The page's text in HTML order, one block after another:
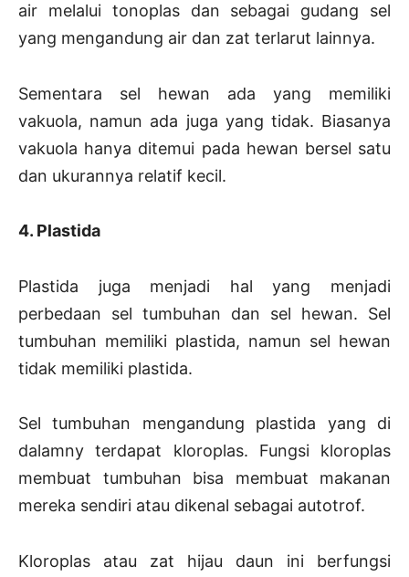
air melalui tonoplas dan sebagai gudang sel
yang mengandung air dan zat terlarut lainnya.
Sementara sel hewan ada yang memiliki
vakuola, namun ada juga yang tidak. Biasanya
vakuola hanya ditemui pada hewan bersel satu
dan ukurannya relatif kecil.
4. Plastida
Plastida juga menjadi hal yang menjadi
perbedaan sel tumbuhan dan sel hewan. Sel
tumbuhan memiliki plastida, namun sel hewan
tidak memiliki plastida.
Sel tumbuhan mengandung plastida yang di
dalamny terdapat kloroplas. Fungsi kloroplas
membuat tumbuhan bisa membuat makanan
mereka sendiri atau dikenal sebagai autotrof.
Kloroplas atau zat hijau daun ini berfungsi